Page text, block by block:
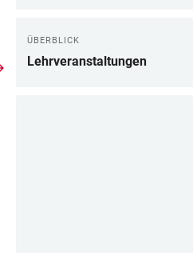
ÜBERBLICK
Lehrveranstaltungen